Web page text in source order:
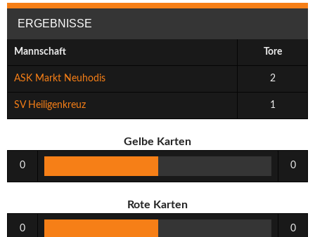
ERGEBNISSE
Mannschaft Tore
ASK Markt Neuhodis 2
SV Heiligenkreuz 1
Gelbe Karten
0 0
Rote Karten
0 0